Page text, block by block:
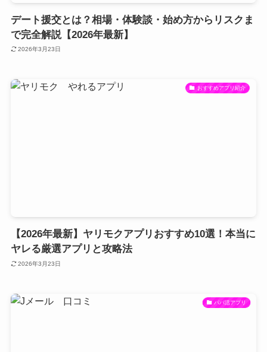
デート援交とは？相場・体験談・始め方からリスクま
で完全解説【2026年最新】
2026年3月23日
おすすめアプリ紹介
【2026年最新】ヤリモクアプリおすすめ10選！本当に
ヤレる厳選アプリと攻略法
2026年3月23日
パパ活アプリ